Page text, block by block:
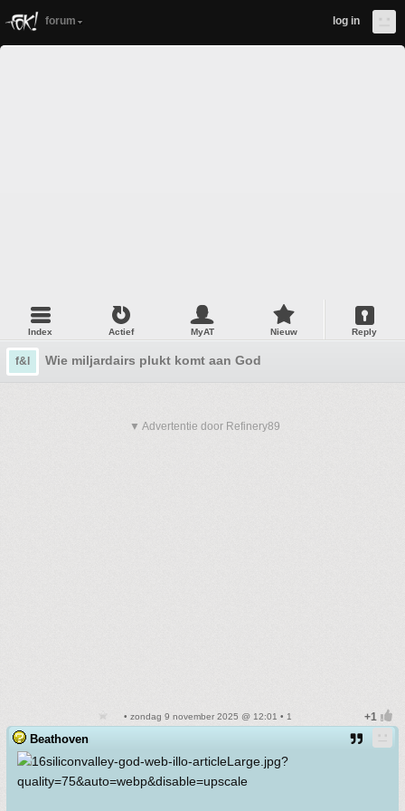
forum log in
Index Actief MyAT Nieuw Reply
f&l Wie miljardairs plukt komt aan God
▼ Advertentie door Refinery89
• zondag 9 november 2025 @ 12:01 • 1
Beathoven